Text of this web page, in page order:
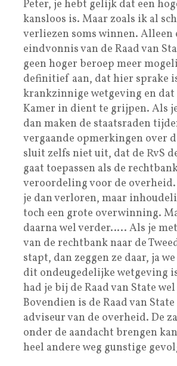
Peter, je hebt gelijk dat een
kansloos is. Maar zoals ik al
verliezen soms winnen. Alleen
eindvonnis van de Raad van
geen hoger beroep meer
definitief aan, dat hier sprake
krankzinnige wetgeving en dat
Kamer in dient te grijpen. Als
dan maken de staatsraden
vergaande opmerkingen over
sluit zelfs niet uit, dat de RvS
gaat toepassen als de
veroordeling voor de
je dan verloren, maar
toch een grote overwinning.
daarna wel verder….. Als je
van de rechtbank naar de
stapt, dan zeggen ze daar, ja
dit ondeugedelijke wetgeving
had je bij de Raad van State
Bovendien is de Raad van
adviseur van de overheid. De
onder de aandacht brengen
heel andere weg gunstige